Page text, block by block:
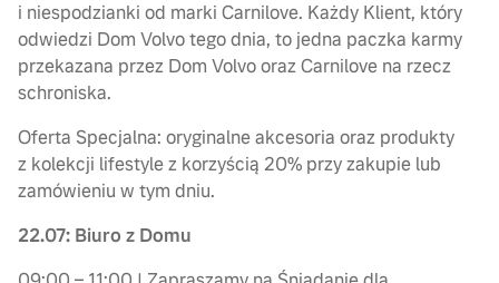
i niespodzianki od marki Carnilove. Każdy Klient, który
odwiedzi Dom Volvo tego dnia, to jedna paczka karmy
przekazana przez Dom Volvo oraz Carnilove na rzecz
schroniska.
Oferta Specjalna: oryginalne akcesoria oraz produkty
z kolekcji lifestyle z korzyścią 20% przy zakupie lub
zamówieniu w tym dniu.
22.07: Biuro z Domu